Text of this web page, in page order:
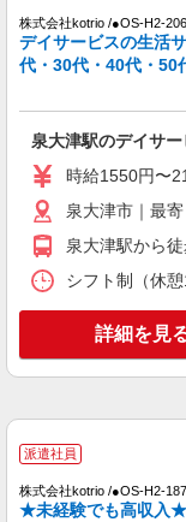
株式会社kotrio /●OS-
≪
通
キープ
派遣社員
≪
キープ
株式会社kotrio /●OS-H2-
デイサービスの生活
代・30代・40代・50
泉大津駅のデイサ
時給1550円〜
泉大津市｜最
泉大津駅から
シフト制（休
詳細を見
派遣社員
株式会社kotrio /●OS-H2-
★未経験でも高収入